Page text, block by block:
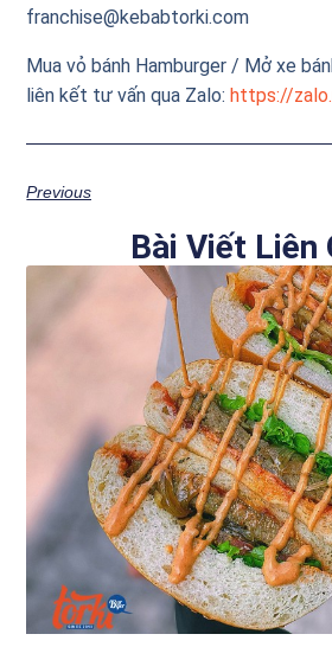
franchise@kebabtorki.com
Mua vỏ bánh Hamburger / Mở xe
liên kết tư vấn qua Zalo: https://
Previous
Bài Viết Liên